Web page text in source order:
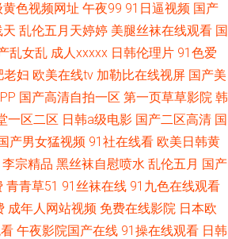
黄色视频网址 午夜99 91日逼视频 国产
乱伦五月天婷婷 美腿丝袜在线观看 国
乱女乱 成人xxxxx 日韩伦理片 91色爱
老妇 欧美在线tv 加勒比在线视屏 国产美
国产高清自拍一区 第一页草草影院 韩
一区二区 日韩a级电影 国产二区高清 国
产男女猛视频 91社在线看 欧美日韩黄
李宗精品 黑丝袜自慰喷水 乱伦五月 国产
青青草51 91丝袜在线 91九色在线观看
成年人网站视频 免费在线影院 日本欧
午夜影院国产在线 91操在线观看 日韩